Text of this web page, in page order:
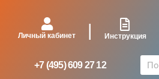
Личный кабинет | Инструкция
+7 (495) 609 27 12